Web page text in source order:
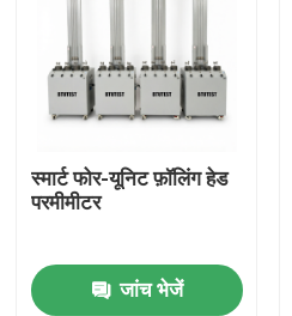
स्मार्ट फोर-यूनिट फ़ॉलिंग हेड
परमीमीटर
जांच भेजें